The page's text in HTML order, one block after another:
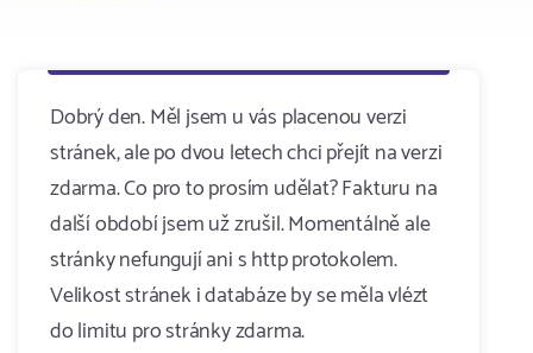
Dobrý den. Měl jsem u vás placenou verzi
stránek, ale po dvou letech chci přejít na verzi
zdarma. Co pro to prosím udělat? Fakturu na
další období jsem už zrušil. Momentálně ale
stránky nefungují ani s http protokolem.
Velikost stránek i databáze by se měla vlézt
do limitu pro stránky zdarma.